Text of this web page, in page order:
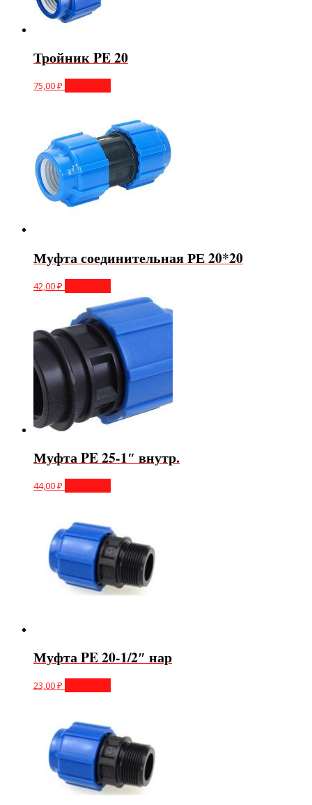
Тройник PE 20
75,00₽
Муфта соединительная РЕ 20*20
42,00₽
Муфта PE 25-1″ внутр.
44,00₽
Муфта PE 20-1/2″ нар
23,00₽